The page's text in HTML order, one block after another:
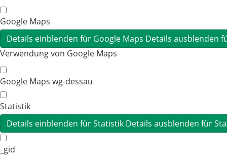
Google Maps
Details einblenden für Google Maps Details ausblenden
Verwendung von Google Maps
Google Maps wg-dessau
Statistik
Details einblenden für Statistik Details ausblenden für
_gid